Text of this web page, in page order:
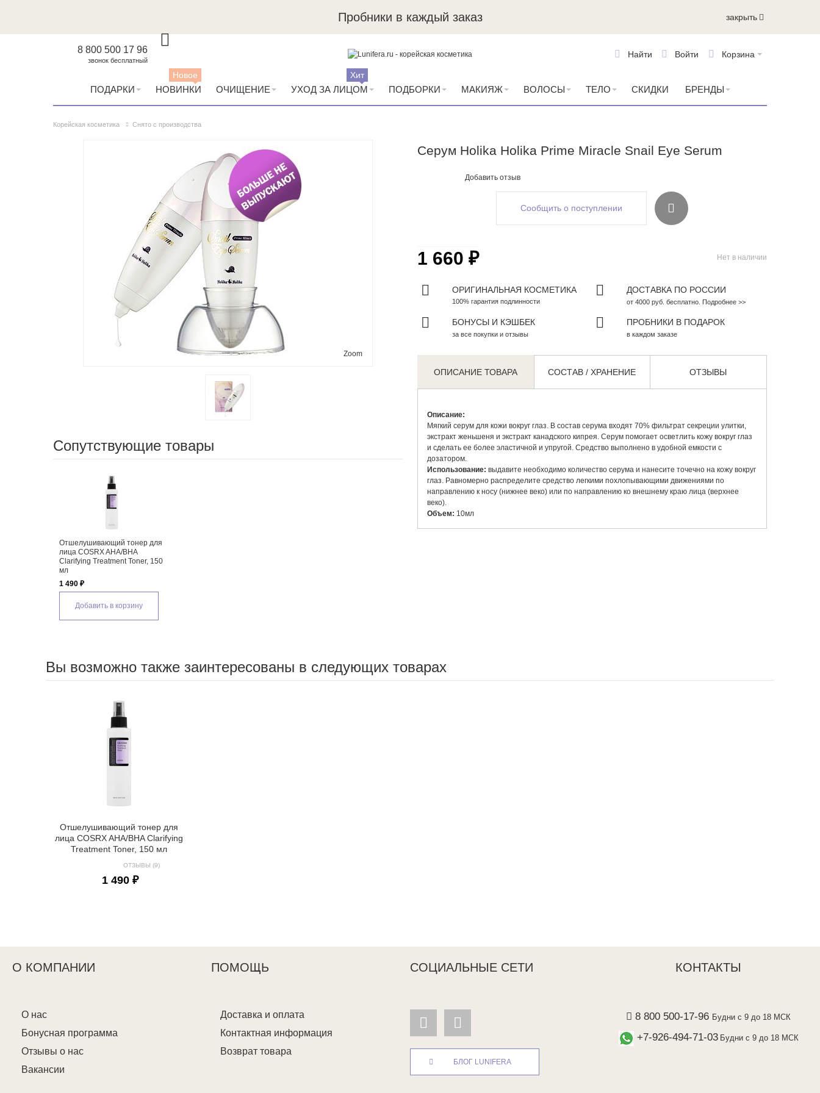
Пробники в каждый заказ закрыть
8 800 500 17 96
звонок бесплатный
Корзина
Войти
Найти
ПОДАРКИ НОВИНКИ
Новое
ОЧИЩЕНИЕ УХОД ЗА ЛИЦОМ
Хит
ПОДБОРКИ МАКИЯЖ ВОЛОСЫ ТЕЛО СКИДКИ БРЕНДЫ
Корейская косметика Снято с производства
Серум Holika Holika Prime Miracle Snail Eye Serum
Добавить отзыв
Zoom
Сопутствующие товары
Отшелушивающий тонер для
лица COSRX AHA/BHA
Clarifying Treatment Toner, 150
мл
1 490 ₽
Добавить в корзину
Сообщить о поступлении
Нет в наличии
1 660 ₽
ОРИГИНАЛЬНАЯ КОСМЕТИКА
100% гарантия подлинности
ДОСТАВКА ПО РОССИИ
от 4000 руб. бесплатно. Подробнее >>
БОНУСЫ И КЭШБЕК
за все покупки и отзывы
ПРОБНИКИ В ПОДАРОК
в каждом заказе
ОПИСАНИЕ ТОВАРА СОСТАВ / ХРАНЕНИЕ ОТЗЫВЫ
Описание:
Мягкий серум для кожи вокруг глаз. В состав серума входят 70% фильтрат секреции улитки,
экстракт женьшеня и экстракт канадского кипрея. Серум помогает осветлить кожу вокруг глаз
и сделать ее более эластичной и упругой. Средство выполнено в удобной емкости с
дозатором.
Использование: выдавите необходимо количество серума и нанесите точечно на кожу вокруг
глаз. Равномерно распределите средство легкими похлопывающими движениями по
направлению к носу (нижнее веко) или по направлению ко внешнему краю лица (верхнее
веко).
Объем: 10мл
Вы возможно также заинтересованы в следующих товарах
Отшелушивающий тонер для
лица COSRX AHA/BHA Clarifying
Treatment Toner, 150 мл
ОТЗЫВЫ (9)
1 490 ₽
О КОМПАНИИ ПОМОЩЬ СОЦИАЛЬНЫЕ СЕТИ КОНТАКТЫ
О нас
Бонусная программа
Отзывы о нас
Вакансии
Доставка и оплата
Контактная информация
Возврат товара
БЛОГ LUNIFERA
8 800 500-17-96 Будни с 9 до 18 МСК
+7-926-494-71-03 Будни с 9 до 18 МСК